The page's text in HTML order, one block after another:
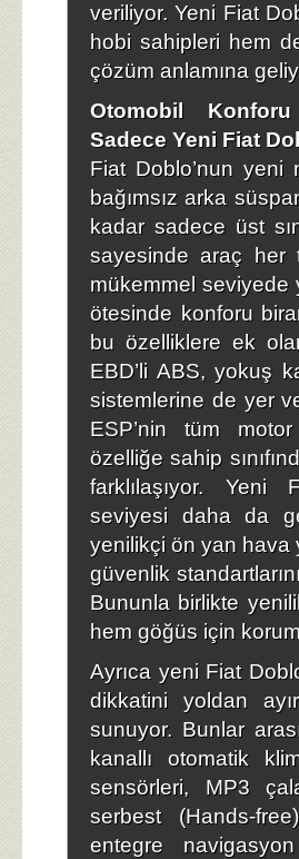
veriliyor. Yeni Fiat
hobi sahipleri hem
çözüm anlamına
Otomobil
Sadece Yeni Fiat
Fiat Doblo’nun yeni
bağımsız arka
kadar sadece üst
sayesinde araç her
mükemmel seviyede
ötesinde konforu
bu özelliklere ek
EBD’li ABS, yokuş
sistemlerine de yer
ESP’nin tüm
özelliğe sahip
farklılaşıyor. Yeni
seviyesi daha da
yenilikçi ön yan hava
güvenlik
Bununla birlikte
hem göğüs için
Ayrıca yeni Fiat
dikkatini yoldan
sunuyor. Bunlar
kanallı otomatik
sensörleri, MP3
serbest (Hands-
entegre